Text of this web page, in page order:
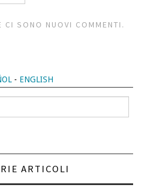
CI SONO NUOVI COMMENTI.
- ENGLISH
ARTICOLI